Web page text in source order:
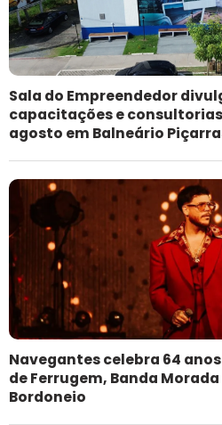
Sala do Empreendedor
capacitações e
agosto em Balneário
Navegantes celebra 64
de Ferrugem, Banda
Bordoneio